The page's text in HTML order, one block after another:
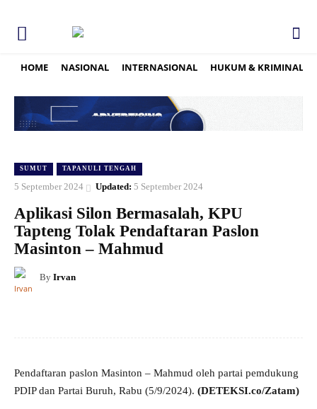
HOME NASIONAL INTERNASIONAL HUKUM & KRIMINAL
SUMUT TAPANULI TENGAH
5 September 2024 Updated: 5 September 2024
Aplikasi Silon Bermasalah, KPU
Tapteng Tolak Pendaftaran Paslon
Masinton – Mahmud
By Irvan
Pendaftaran paslon Masinton – Mahmud oleh partai pemdukung
PDIP dan Partai Buruh, Rabu (5/9/2024). (DETEKSI.co/Zatam)